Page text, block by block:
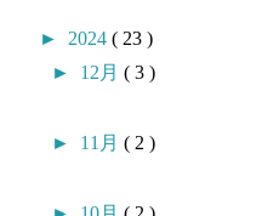
► 2024( 23 )
► 12月( 3 )
► 11月( 2 )